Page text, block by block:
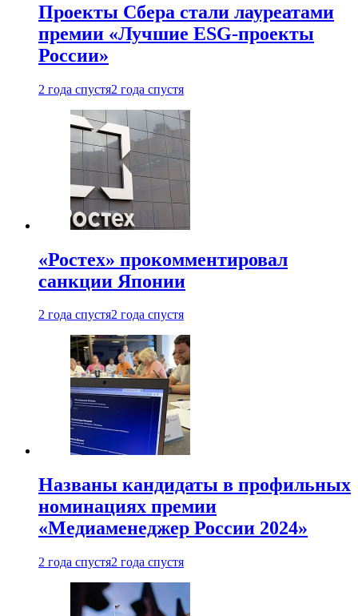
Проекты Сбера стали лауреатами
премии «Лучшие ESG-проекты
России»
2 года спустя2 года спустя
«Ростех» прокомментировал
санкции Японии
2 года спустя2 года спустя
Названы кандидаты в профильных
номинациях премии
«Медиаменеджер России 2024»
2 года спустя2 года спустя